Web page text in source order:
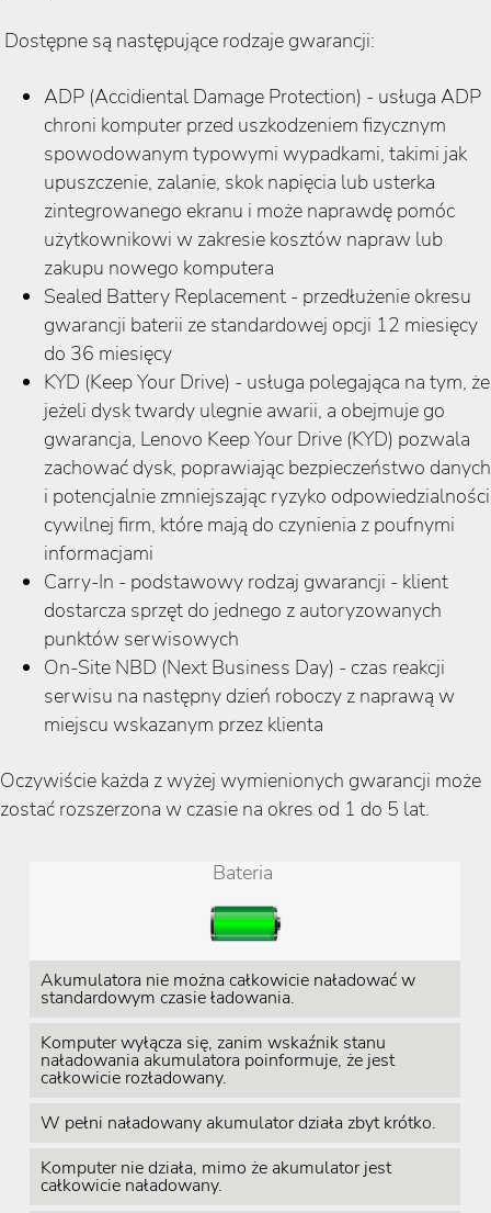
Dostępne są następujące rodzaje gwarancji:
ADP (Accidiental Damage Protection) - usługa ADP
chroni komputer przed uszkodzeniem fizycznym
spowodowanym typowymi wypadkami, takimi jak
upuszczenie, zalanie, skok napięcia lub usterka
zintegrowanego ekranu i może naprawdę pomóc
użytkownikowi w zakresie kosztów napraw lub
zakupu nowego komputera
Sealed Battery Replacement - przedłużenie okresu
gwarancji baterii ze standardowej opcji 12 miesięcy
do 36 miesięcy
KYD (Keep Your Drive) - usługa polegająca na tym, że
jeżeli dysk twardy ulegnie awarii, a obejmuje go
gwarancja, Lenovo Keep Your Drive (KYD) pozwala
zachować dysk, poprawiając bezpieczeństwo danych
i potencjalnie zmniejszając ryzyko odpowiedzialności
cywilnej firm, które mają do czynienia z poufnymi
informacjami
Carry-In - podstawowy rodzaj gwarancji - klient
dostarcza sprzęt do jednego z autoryzowanych
punktów serwisowych
On-Site NBD (Next Business Day) - czas reakcji
serwisu na następny dzień roboczy z naprawą w
miejscu wskazanym przez klienta
Oczywiście każda z wyżej wymienionych gwarancji może
zostać rozszerzona w czasie na okres od 1 do 5 lat.
Bateria
Akumulatora nie można całkowicie naładować w
standardowym czasie ładowania.
Komputer wyłącza się, zanim wskaźnik stanu
naładowania akumulatora poinformuje, że jest
całkowicie rozładowany.
W pełni naładowany akumulator działa zbyt krótko.
Komputer nie działa, mimo że akumulator jest
całkowicie naładowany.